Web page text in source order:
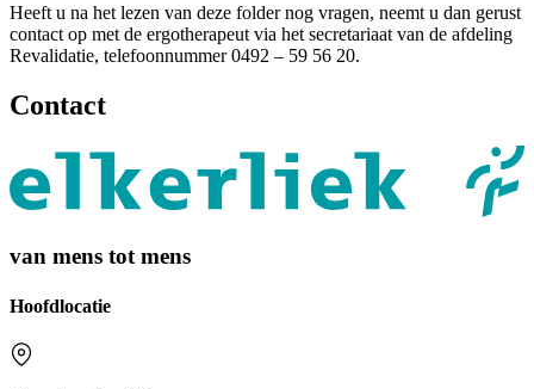
Heeft u na het lezen van deze folder nog vragen, neemt u dan gerust
contact op met de ergotherapeut via het secretariaat van de afdeling
Revalidatie, telefoonnummer 0492 – 59 56 20.
Contact
van mens tot mens
Hoofdlocatie